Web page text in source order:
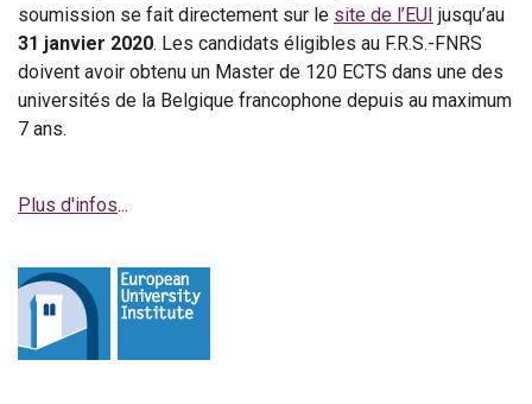
soumission se fait directement sur le site de l’EUI jusqu’au
31 janvier 2020. Les candidats éligibles au F.R.S.-FNRS
doivent avoir obtenu un Master de 120 ECTS dans une des
universités de la Belgique francophone depuis au maximum
7 ans.
Plus d'infos...